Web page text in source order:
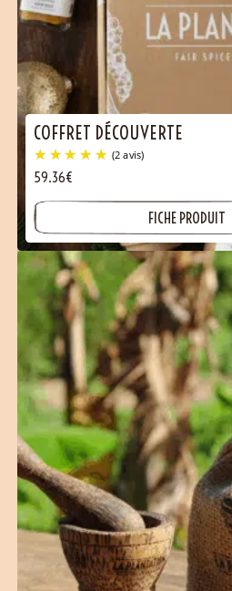
COFFRET DÉCOUVERTE
59.36€
FICHE PRODUIT